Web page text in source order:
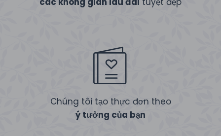
Chúng tôi tạo thực đơn theo
ý tưởng của bạn